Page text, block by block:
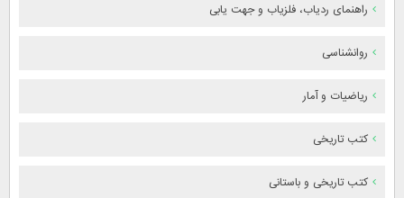
راهنمای ردیاب، فلزیاب و جهت یابی
روانشناسی
ریاضیات و آمار
کتب تاریخی
کتب تاریخی و باستانی